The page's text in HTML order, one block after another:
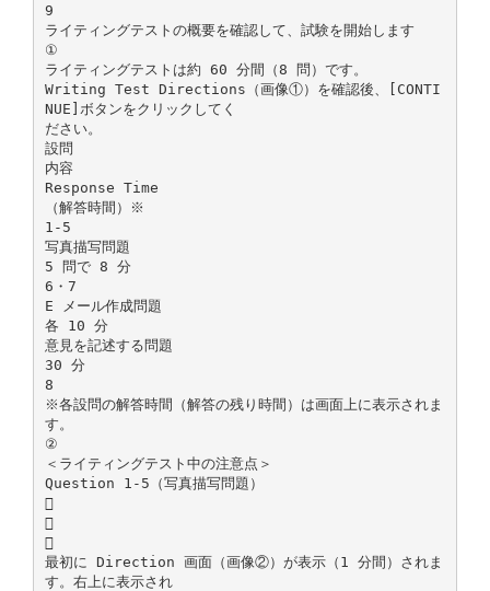
9
ライティングテストの概要を確認して、試験を開始します
①
ライティングテストは約 60 分間（8 問）です。
Writing Test Directions（画像①）を確認後、[CONTI
NUE]ボタンをクリックしてく
ださい。
設問
内容
Response Time
（解答時間）※
1-5
写真描写問題
5 問で 8 分
6・7
E メール作成問題
各 10 分
意見を記述する問題
30 分
8
※各設問の解答時間（解答の残り時間）は画面上に表示されま
す。
②
＜ライティングテスト中の注意点＞
Question 1-5（写真描写問題）



最初に Direction 画面（画像②）が表示（1 分間）されま
す。右上に表示され